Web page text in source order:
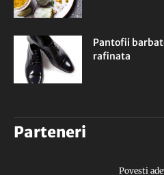
Pantofii
rafinata
Parteneri
Povesti